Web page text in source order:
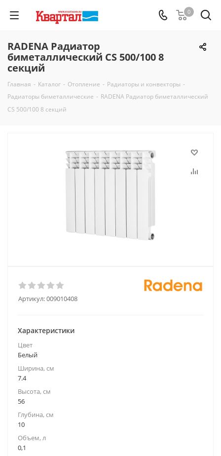
0
RADENA Радиатор
биметаллический CS 500/100 8
секций
Главная - Каталог - Отопление - Радиаторы и конвекторы -
Радиаторы биметаллические - RADENA Радиатор биметаллический
CS 500/100 8 секций
Артикул:009010408
Характеристики
Цвет
Белый
Ширина, см
7.4
Высота, см
56
Глубина, см
10
Объем, л
0,1